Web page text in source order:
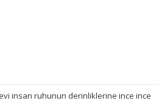
insan ruhunun derinliklerine ince ince